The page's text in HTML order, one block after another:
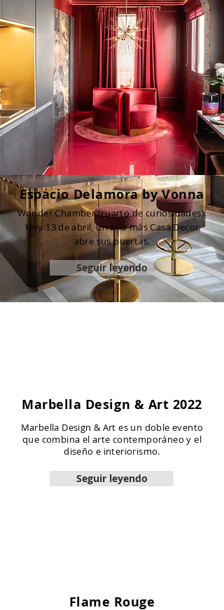
Espacio Delamora by Vonna
Wonder Chamber (cuarto de curiosidades).
Hoy 13 de abril, un año más Casa Decor
abre sus puertas.
Seguir leyendo
Marbella Design & Art 2022
Marbella Design & Art es un doble evento
que combina el arte contemporáneo y el
diseño e interiorismo.
Seguir leyendo
Flame Rouge